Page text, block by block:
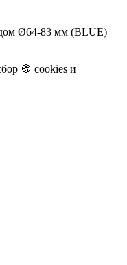
Ø64-83 мм (BLUE)
🍪 cookies и